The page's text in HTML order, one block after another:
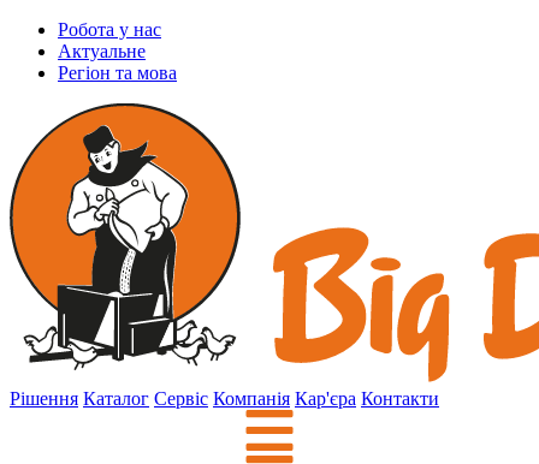
Робота у нас
Актуальне
Регіон та мова
Рішення Каталог Сервіс Компанія Кар'єра Контакти